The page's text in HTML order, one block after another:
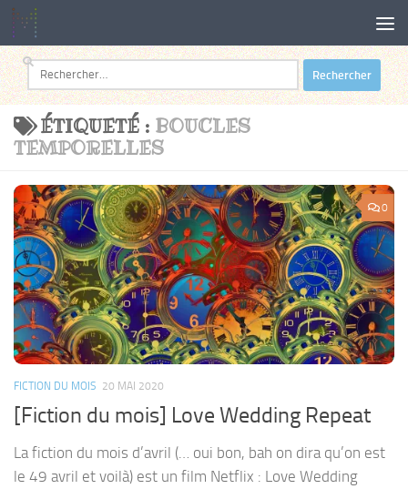
Au dessous du contenu
Rechercher :
ÉTIQUETÉ : BOUCLES
TEMPORELLES
0
FICTION DU MOIS 20 MAI 2020
[Fiction du mois] Love Wedding Repeat
La fiction du mois d’avril (… oui bon, bah on dira qu’on est
le 49 avril et voilà) est un film Netflix : Love Wedding